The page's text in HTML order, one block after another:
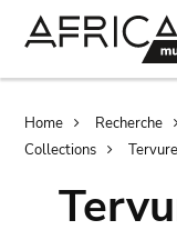
Home Recherche
Collections